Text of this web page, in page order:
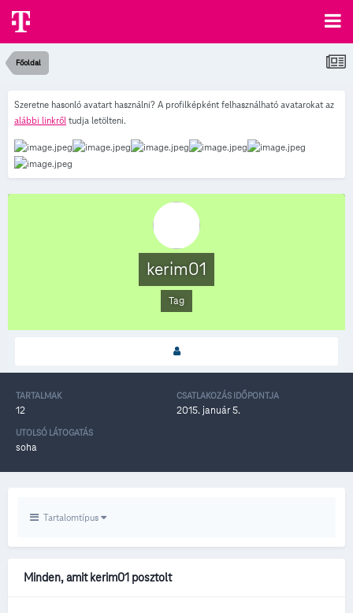
Főoldal
Szeretne hasonló avatart használni? A profilképként felhasználható avatarokat az
alábbi linkről tudja letölteni.
kerim01
Tag
TARTALMAK
12
CSATLAKOZÁS IDŐPONTJA
2015. január 5.
UTOLSÓ LÁTOGATÁS
soha
Tartalomtípus
Minden, amit kerim01 posztolt